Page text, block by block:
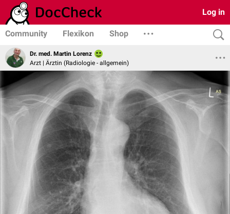
Log in
Community Flexikon Shop
Dr. med. Martin Lorenz
Arzt | Ärztin (Radiologie - allgemein)